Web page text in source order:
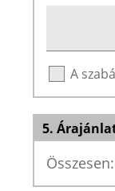
A
5.
Összesen: